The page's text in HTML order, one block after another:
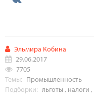
Эльмира Кобина
29.06.2017
7705
Темы: Промышленность
Подборки: льготы, налоги ,